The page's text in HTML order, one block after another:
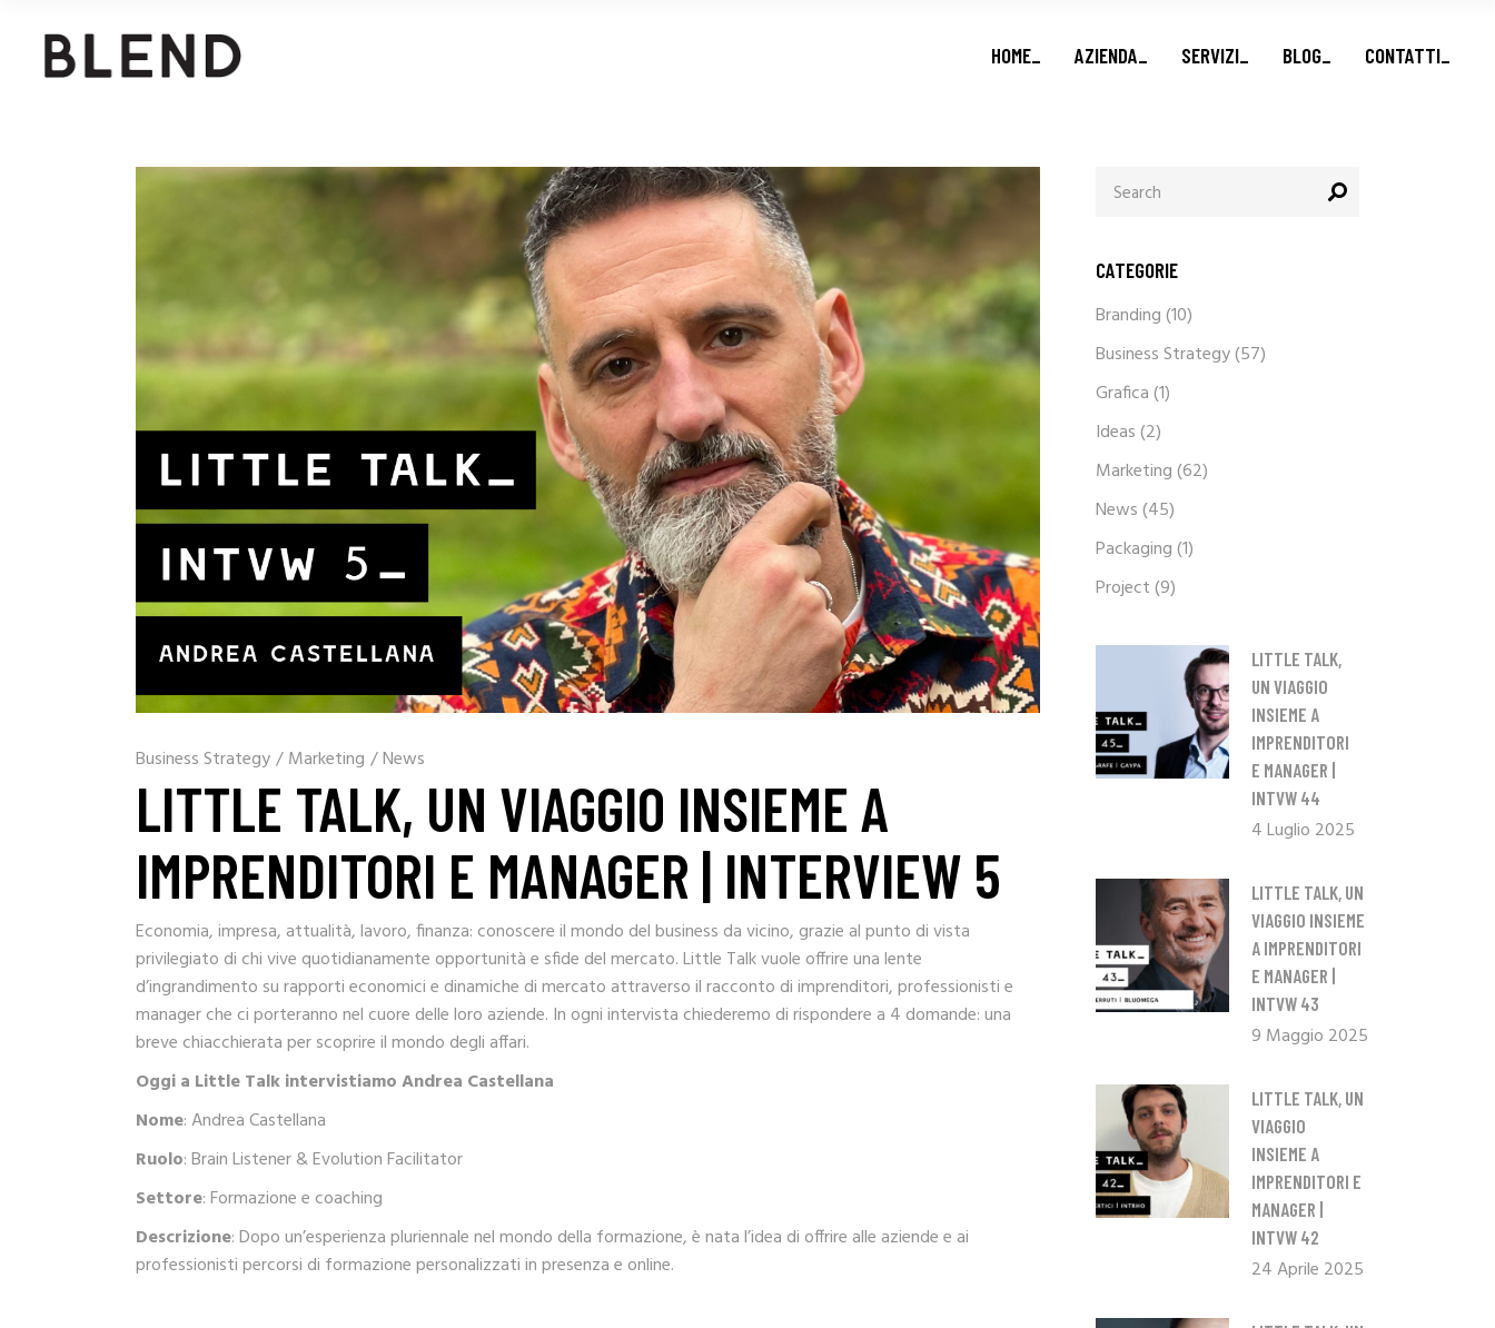
HOME_ AZIENDA_ SERVIZI_
Formazione finanziata_
BLOG_ CONTATTI_
Marketing e vendite_
Business Strategy/ Marketing /News
LITTLE TALK, UN VIAGGIO INSIEME A
IMPRENDITORI E MANAGER | INTERVIEW 5
Economia, impresa, attualità, lavoro, finanza: conoscere il mondo del business da vicino, grazie al punto di vista
privilegiato di chi vive quotidianamente opportunità e sfide del mercato. Little Talk vuole offrire una lente
d’ingrandimento su rapporti economici e dinamiche di mercato attraverso il racconto di imprenditori, professionisti e
manager che ci porteranno nel cuore delle loro aziende. In ogni intervista chiederemo di rispondere a 4 domande: una
breve chiacchierata per scoprire il mondo degli affari.
Oggi a Little Talk intervistiamo Andrea Castellana
Nome: Andrea Castellana
Ruolo: Brain Listener & Evolution Facilitator
Settore: Formazione e coaching
Descrizione: Dopo un’esperienza pluriennale nel mondo della formazione, è nata l’idea di offrire alle aziende e ai
professionisti percorsi di formazione personalizzati in presenza e online.
for:
CATEGORIE
Branding(10)
Business Strategy(57)
Grafica(1)
Ideas(2)
Marketing(62)
News(45)
Packaging(1)
Project(9)
LITTLE TALK,
UN VIAGGIO
INSIEME A
IMPRENDITORI
E MANAGER |
INTVW 44
4 Luglio 2025
LITTLE TALK, UN
VIAGGIO INSIEME
A IMPRENDITORI
E MANAGER |
INTVW 43
9 Maggio 2025
LITTLE TALK, UN
VIAGGIO
INSIEME A
IMPRENDITORI E
MANAGER |
INTVW 42
24 Aprile 2025